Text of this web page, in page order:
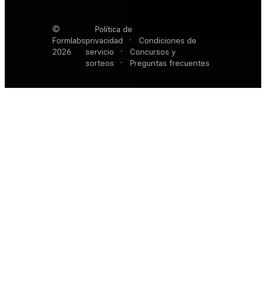
©
Formlabs
2026
Política de
privacidad
·
Condiciones de
servicio
·
Concursos y
sorteos
· Preguntas frecuentes